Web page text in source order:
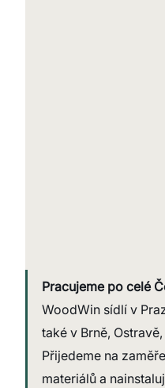
Pracujeme po celé
WoodWin sídlí v
také v Brně,
Přijedeme na
materiálů a